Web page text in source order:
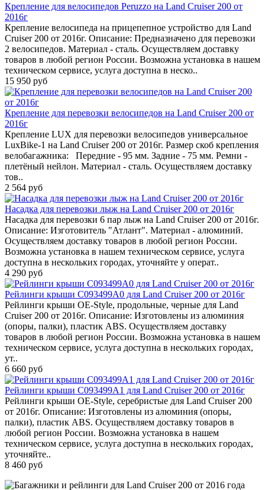
Крепление для велосипедов Peruzzo на Land Cruiser 200 от
2016г
Крепление велосипеда на прицепепное устройство для Land
Cruiser 200 от 2016г. Описание: Предназначено для перевозки
2 велосипедов. Материал - сталь. Осуществляем доставку
товаров в любой регион России. Возможна установка в нашем
техническом сервисе, услуга доступна в неско..
15 950 руб
Крепление для перевозки велосипедов на Land Cruiser 200 от
2016г
Крепление LUX для перевозки велосипедов универсальное
LuxBike-1 на Land Cruiser 200 от 2016г. Размер скоб крепления
велобагажника: Передние - 95 мм. Задние - 75 мм. Ремни -
плетёный нейлон. Материал - сталь. Осуществляем доставку
тов..
2 564 руб
Насадка для перевозки лыж на Land Cruiser 200 от 2016г
Насадка для перевозки 6 пар лыж на Land Cruiser 200 от 2016г.
Описание: Изготовитель "Атлант". Материал - алюминий.
Осуществляем доставку товаров в любой регион России.
Возможна установка в нашем техническом сервисе, услуга
доступна в нескольких городах, уточняйте у операт..
4 290 руб
Рейлинги крыши C093499A0 для Land Cruiser 200 от 2016г
Рейлинги крыши OE-Style, продольные, черные для Land
Cruiser 200 от 2016г. Описание: Изготовлены из алюминия
(опоры, палки), пластик ABS. Осуществляем доставку
товаров в любой регион России. Возможна установка в нашем
техническом сервисе, услуга доступна в нескольких городах,
ут..
6 660 руб
Рейлинги крыши C093499A1 для Land Cruiser 200 от 2016г
Рейлинги крыши OE-Style, серебристые для Land Cruiser 200
от 2016г. Описание: Изготовлены из алюминия (опоры,
палки), пластик ABS. Осуществляем доставку товаров в
любой регион России. Возможна установка в нашем
техническом сервисе, услуга доступна в нескольких городах,
уточняйте..
8 460 руб